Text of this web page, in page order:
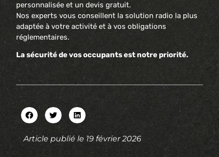
personnalisée et un devis gratuit.
Nos experts vous conseillent la solution radio la plus
adaptée à votre activité et à vos obligations
réglementaires.
La sécurité de vos occupants est notre priorité.
Article publié le 19 février 2026